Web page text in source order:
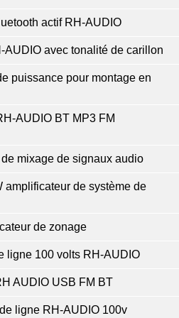
actif RH-AUDIO
AUDIO avec tonalité de carillon
puissance pour montage en
AUDIO BT MP3 FM
mixage de signaux audio
amplificateur de système de
de zonage
ligne 100 volts RH-AUDIO
AUDIO USB FM BT
ligne RH-AUDIO 100v